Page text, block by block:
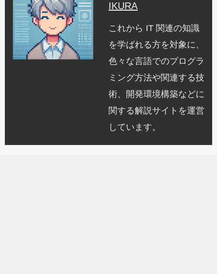
IKURA
これから IT 関連の知識
を学ばれる方を対象に、
色々な言語でのプログラ
ミング方法や関連する技
術、開発環境構築などに
関する解説サイトを運営
しています。